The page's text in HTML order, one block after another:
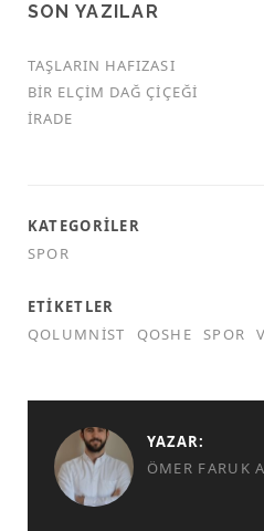
SON YAZILAR
TAŞLARIN HAFIZASI
BIR ELÇIM DAĞ ÇIÇEĞI
İRADE
KATEGORILER
SPOR
ETIKETLER
QOLUMNIST
QOSHE SPOR
YAZAR:
ÖMER FARUK